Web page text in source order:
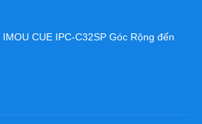
CUE IPC-C32SP Góc Rộng đến